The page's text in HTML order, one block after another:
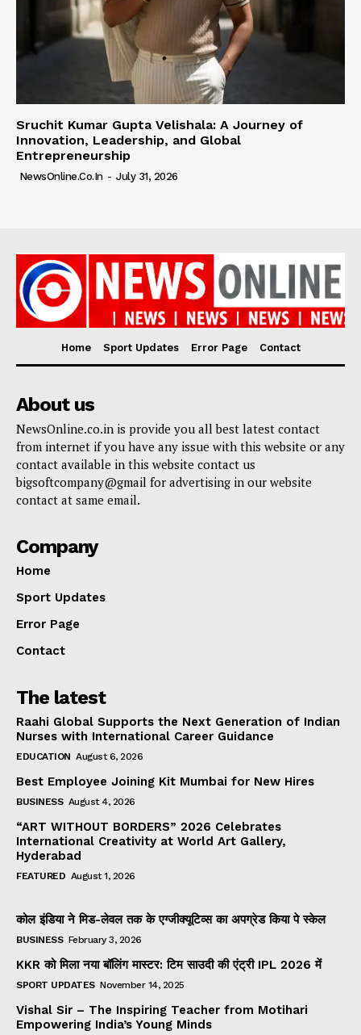
Sruchit Kumar Gupta Velishala: A Journey of
Innovation, Leadership, and Global
Entrepreneurship
NewsOnline.co.in - July 31, 2026
Home Sport Updates Error Page Contact
About us
NewsOnline.co.in is provide you all best latest contact
from internet if you have any issue with this website or any
contact available in this website contact us
bigsoftcompany@gmail for advertising in our website
contact at same email.
Company
Home
Sport Updates
Error Page
Contact
The latest
Raahi Global Supports the Next Generation of Indian
Nurses with International Career Guidance
EDUCATION August 6, 2026
Best Employee Joining Kit Mumbai for New Hires
BUSINESS August 4, 2026
“ART WITHOUT BORDERS” 2026 Celebrates
International Creativity at World Art Gallery,
Hyderabad
FEATURED August 1, 2026
कोल इंडिया ने मिड-लेवल तक के एग्जीक्यूटिव्स का अपग्रेड किया पे स्केल
BUSINESS February 3, 2026
KKR को मिला नया बॉलिंग मास्टर: टिम साउदी की एंट्री IPL 2026 में
SPORT UPDATES November 14, 2025
Vishal Sir – The Inspiring Teacher from Motihari
Empowering India’s Young Minds